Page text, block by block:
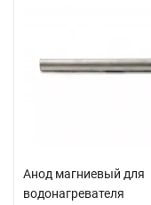
Анод магниевый для
водонагревателя